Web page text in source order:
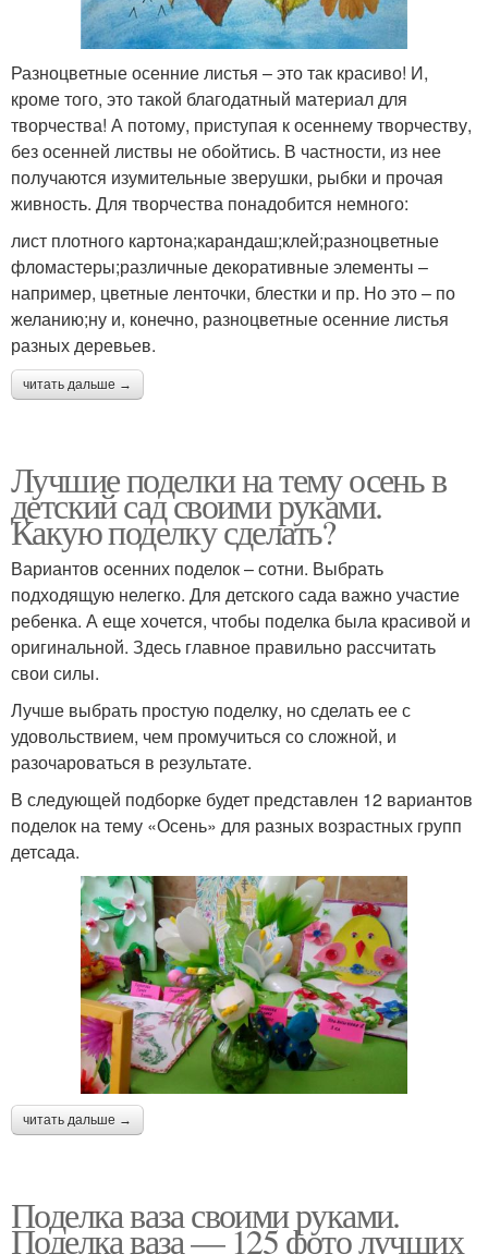
Разноцветные осенние листья – это так красиво! И,
кроме того, это такой благодатный материал для
творчества! А потому, приступая к осеннему творчеству,
без осенней листвы не обойтись. В частности, из нее
получаются изумительные зверушки, рыбки и прочая
живность. Для творчества понадобится немного:
лист плотного картона;карандаш;клей;разноцветные
фломастеры;различные декоративные элементы –
например, цветные ленточки, блестки и пр. Но это – по
желанию;ну и, конечно, разноцветные осенние листья
разных деревьев.
читать дальше →
Лучшие поделки на тему осень в
детский сад своими руками.
Какую поделку сделать?
Вариантов осенних поделок – сотни. Выбрать
подходящую нелегко. Для детского сада важно участие
ребенка. А еще хочется, чтобы поделка была красивой и
оригинальной. Здесь главное правильно рассчитать
свои силы.
Лучше выбрать простую поделку, но сделать ее с
удовольствием, чем промучиться со сложной, и
разочароваться в результате.
В следующей подборке будет представлен 12 вариантов
поделок на тему «Осень» для разных возрастных групп
детсада.
читать дальше →
Поделка ваза своими руками.
Поделка ваза — 125 фото лучших